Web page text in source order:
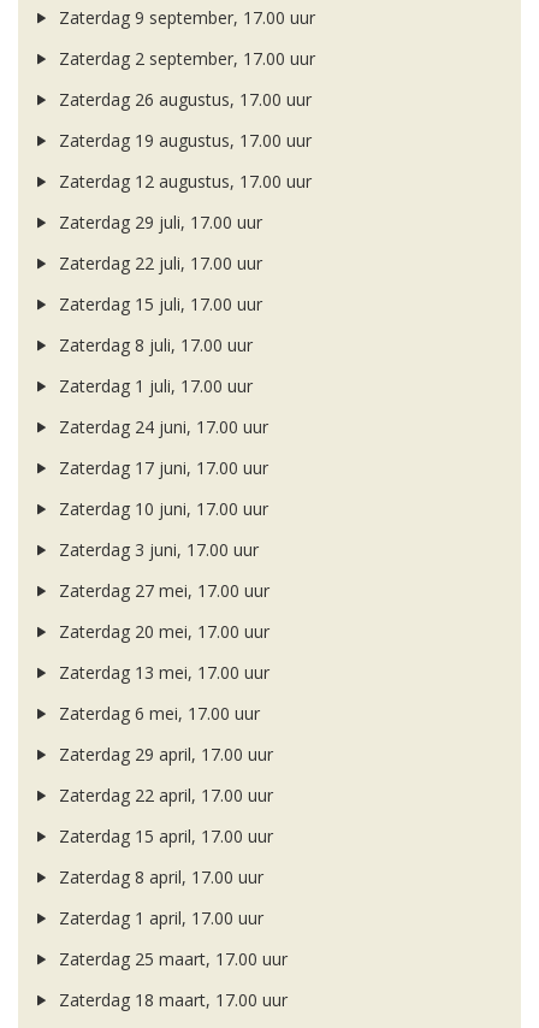
Zaterdag 9 september, 17.00 uur
Zaterdag 2 september, 17.00 uur
Zaterdag 26 augustus, 17.00 uur
Zaterdag 19 augustus, 17.00 uur
Zaterdag 12 augustus, 17.00 uur
Zaterdag 29 juli, 17.00 uur
Zaterdag 22 juli, 17.00 uur
Zaterdag 15 juli, 17.00 uur
Zaterdag 8 juli, 17.00 uur
Zaterdag 1 juli, 17.00 uur
Zaterdag 24 juni, 17.00 uur
Zaterdag 17 juni, 17.00 uur
Zaterdag 10 juni, 17.00 uur
Zaterdag 3 juni, 17.00 uur
Zaterdag 27 mei, 17.00 uur
Zaterdag 20 mei, 17.00 uur
Zaterdag 13 mei, 17.00 uur
Zaterdag 6 mei, 17.00 uur
Zaterdag 29 april, 17.00 uur
Zaterdag 22 april, 17.00 uur
Zaterdag 15 april, 17.00 uur
Zaterdag 8 april, 17.00 uur
Zaterdag 1 april, 17.00 uur
Zaterdag 25 maart, 17.00 uur
Zaterdag 18 maart, 17.00 uur